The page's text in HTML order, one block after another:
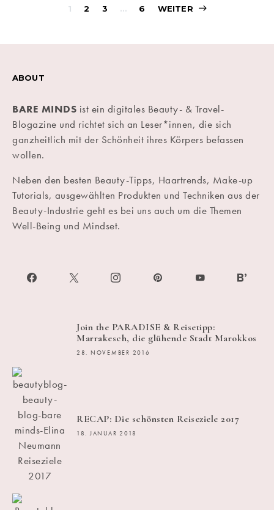
1 2 3 … 6 WEITER
ABOUT
BARE MINDS ist ein digitales Beauty- & Travel-
Blogazine und richtet sich an Leser*innen, die sich
ganzheitlich mit der Schönheit ihres Körpers befassen
wollen.
Neben den besten Beauty-Tipps, Haartrends, Make-up
Tutorials, ausgewählten Produkten und Techniken aus der
Beauty-Industrie geht es bei uns auch um die Themen
Well-Being und Mindset.
Join the PARADISE & Reisetipp:
Marrakesch, die glühende Stadt Marokkos
28. NOVEMBER 2016
RECAP: Die schönsten Reiseziele 2017
18. JANUAR 2018